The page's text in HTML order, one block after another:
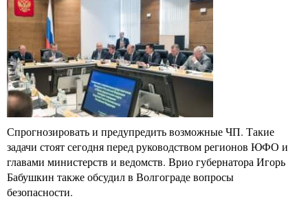
Спрогнозировать и предупредить возможные ЧП. Такие
задачи стоят сегодня перед руководством регионов ЮФО и
главами министерств и ведомств. Врио губернатора Игорь
Бабушкин также обсудил в Волгограде вопросы
безопасности.